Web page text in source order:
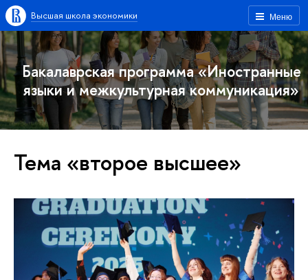
Меню
Высшая школа экономики
Бакалаврская программа «Иностранные
языки и межкультурная коммуникация»
Тема «второе высшее»